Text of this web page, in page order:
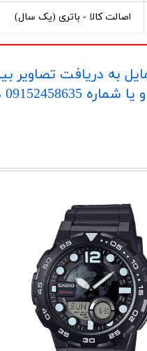
اصالت کالا - باتری (یک سال)
به دریافت تصاویر
"بله" ارسال بفرمایید.